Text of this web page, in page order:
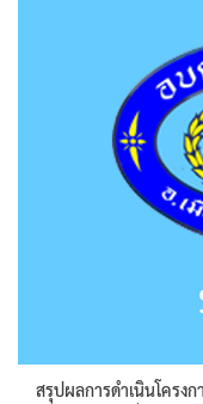
สรุปผลการดำเนินโครง